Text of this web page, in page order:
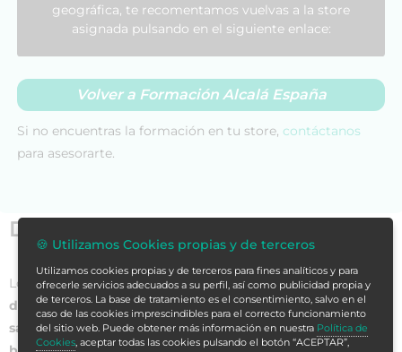
Datos generales
Los expertos en nutricióndefienden la postura de que las
dietas vegetarianasbien planificadas son totalmente
saludables, nutricionalmente adecuadas y proporcionan
geográfica, te recomentamos vuelvas a la store
asignada pulsando en el siguiente enlace:
Volver a Formación Alcalá España
Si no encuentras la formación en tu store, contáctanos
para asesorarte.
🍪 Utilizamos Cookies propias y de terceros
Utilizamos cookies propias y de terceros para fines analíticos y para
ofrecerle servicios adecuados a su perfil, así como publicidad propia y
de terceros. La base de tratamiento es el consentimiento, salvo en el
caso de las cookies imprescindibles para el correcto funcionamiento
del sitio web. Puede obtener más información en nuestra Política de
Cookies, aceptar todas las cookies pulsando el botón “ACEPTAR”,